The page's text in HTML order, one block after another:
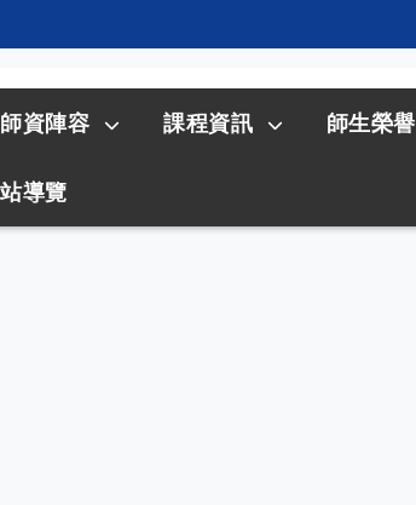
師資陣容 課程資訊 師生榮譽
導覽